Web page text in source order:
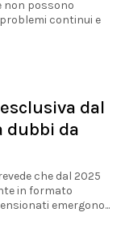
non possono
continui e
dal
dubbi da
che dal 2025
in formato
emergono...